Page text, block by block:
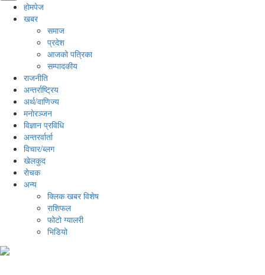
होमपेज
खबर
समाज
प्रदेश
आजको पत्रिका
सम्पादकीय
राजनीति
अन्तर्राष्ट्रिय
अर्थ/वाणिज्य
मनाेरञ्जन
विज्ञान प्रविधि
अन्तरर्वार्ता
विचार/ब्लग
खेलकुद
रोचक
अन्य
क्लिक खबर विशेष
राशिफल
फोटो ग्यालरी
भिडियो